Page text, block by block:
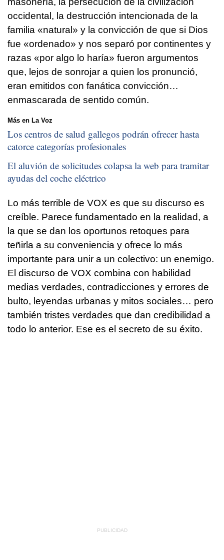
occidental, la destrucción intencionada de la
familia «natural» y la convicción de que si Dios
fue «ordenado» y nos separó por continentes y
razas «por algo lo haría» fueron argumentos
que, lejos de sonrojar a quien los pronunció,
eran emitidos con fanática convicción…
enmascarada de sentido común.
Más en La Voz
Los centros de salud gallegos podrán ofrecer hasta
catorce categorías profesionales
El aluvión de solicitudes colapsa la web para tramitar
ayudas del coche eléctrico
Lo más terrible de VOX es que su discurso es
creíble. Parece fundamentado en la realidad, a
la que se dan los oportunos retoques para
teñirla a su conveniencia y ofrece lo más
importante para unir a un colectivo: un enemigo.
El discurso de VOX combina con habilidad
medias verdades, contradicciones y errores de
bulto, leyendas urbanas y mitos sociales… pero
también tristes verdades que dan credibilidad a
todo lo anterior. Ese es el secreto de su éxito.